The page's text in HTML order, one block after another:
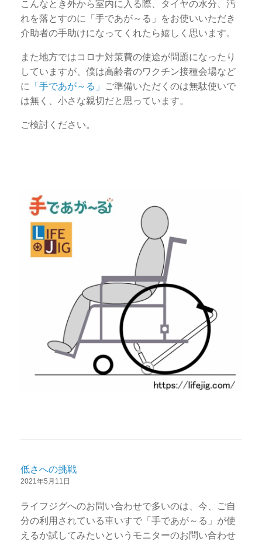
こんなとき外から室内に入る際、タイヤの水分、汚
れを落とすのに「手であが～る」をお使いいただき
介助者の手助けになってくれたら嬉しく思います。
また地方ではコロナ対策費の使途が問題になったり
していますが、僕は高齢者のワクチン接種会場など
に
「手であが～る」
ご準備いただくのは無駄使いで
は無く、小さな親切だと思っています。
ご検討ください。
低さへの挑戦
2021年5月11日
ライフジグへのお問い合わせで多いのは、今、ご自
分の利用されている車いすで「手であが～る」が使
えるか試してみたいというモニターのお問い合わせ